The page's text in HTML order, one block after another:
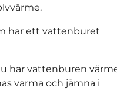
har ett vattenburet
har vattenburen
varma och jämna i